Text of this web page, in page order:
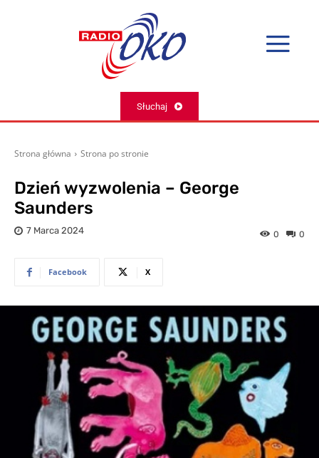
Słuchaj
Strona główna Strona po stronie
Dzień wyzwolenia – George
Saunders
7 Marca 2024 0
0
Facebook X